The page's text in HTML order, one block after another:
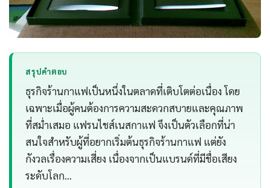
สรุปคำตอบ
ธุรกิจร้านกาแฟเป็นหนึ่งในตลาดที่เติบโตต่อเนื่อง โดย
เฉพาะเมื่อผู้คนต้องการความสะดวกสบายและคุณภาพ
ที่สม่ำเสมอ แฟรนไชส์เนสกาแฟ จึงเป็นตัวเลือกที่น่า
สนใจสำหรับผู้ที่อยากเริ่มต้นธุรกิจร้านกาแฟ แต่ยัง
กังวลเรื่องความเสี่ยง เนื่องจากเป็นแบรนด์ที่มีชื่อเสียง
ระดับโลก…